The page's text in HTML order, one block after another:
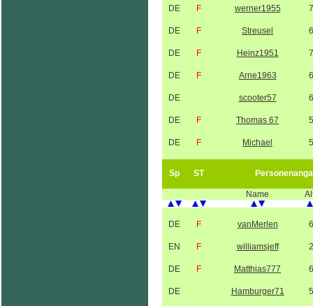
DE F werner1955
DE F Streusel
DE F Heinz1951
DE F Arne1963
DE scooter57
DE F Thomas 67
DE F Michael
Sp ST
Name
DE F vanMerlen
EN F williamsjeff
DE F Matthias777
DE Hamburger71